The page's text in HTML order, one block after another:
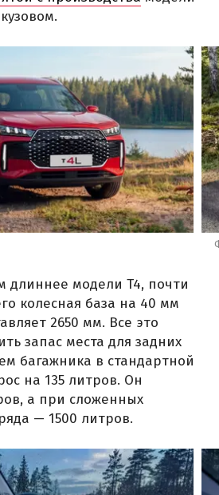
длиннее модели T4, почти
колесная база на 40 мм
2650 мм. Все это
запас места для задних
багажника в стандартной
на 135 литров. Он
а при сложенных
— 1500 литров.